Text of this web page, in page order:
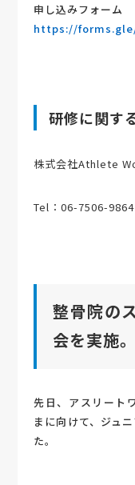
申し込みフォーム
https://forms.gle/
研修に関す
株式会社Athlete
Tel：06-7506-9864
整骨院の
会を実施。
先日、アスリート
まに向けて、ジュ
た。